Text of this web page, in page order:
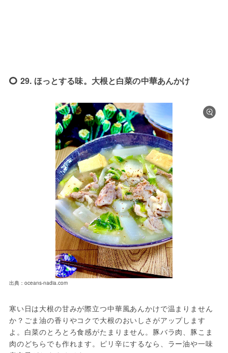
29. ほっとする味。大根と白菜の中華あんかけ
出典：oceans-nadia.com
寒い日は大根の甘みが際立つ中華風あんかけで温まりません
か？ごま油の香りやコクで大根のおいしさがアップします
よ。白菜のとろとろ食感がたまりません。豚バラ肉、豚こま
肉のどちらでも作れます。ピリ辛にするなら、ラー油や一味